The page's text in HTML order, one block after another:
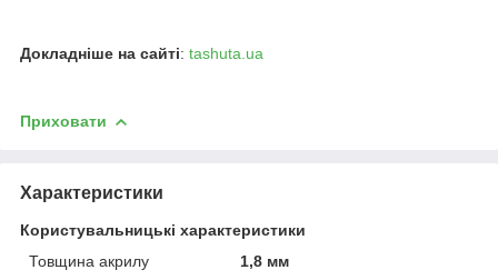
Докладніше на сайті: tashuta.ua
Приховати
Характеристики
Користувальницькі характеристики
Товщина акрилу
1,8 мм